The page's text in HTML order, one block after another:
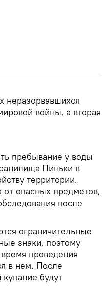
неразорвавшихся
войны, а вторая
пребывание у воды
Пиньки в
территории.
опасных предметов,
после
ограничительные
знаки, поэтому
проведения
в нем. После
будут